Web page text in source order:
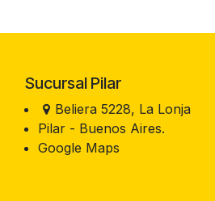
Sucursal Pilar
Beliera 5228, La Lonja
Pilar - Buenos Aires.
Google Maps